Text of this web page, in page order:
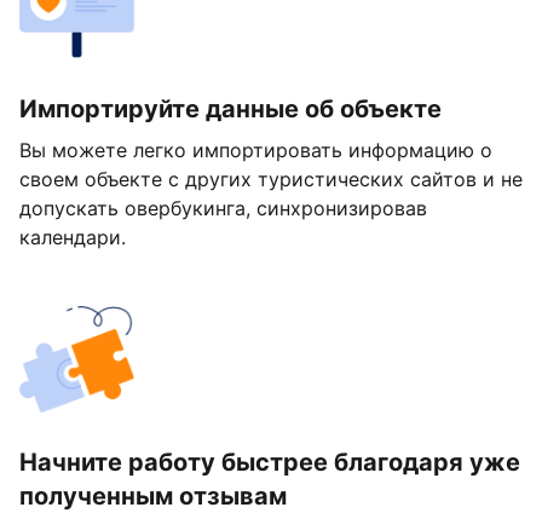
Импортируйте данные об объекте
Вы можете легко импортировать информацию о
своем объекте с других туристических сайтов и не
допускать овербукинга, синхронизировав
календари.
Начните работу быстрее благодаря уже
полученным отзывам